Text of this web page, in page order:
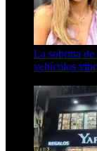
La sobrina
vehículos